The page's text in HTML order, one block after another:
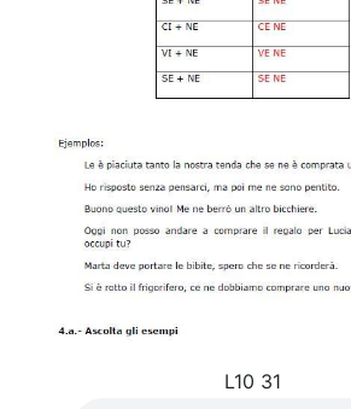
L10 31